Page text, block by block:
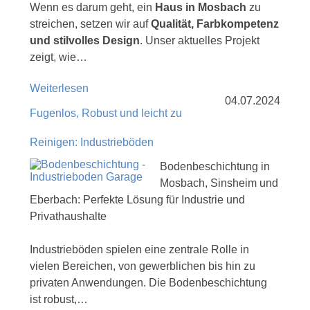
Wenn es darum geht, ein Haus in Mosbach zu
streichen, setzen wir aufQualität, Farbkompetenz
und stilvolles Design. Unser aktuelles Projekt
zeigt, wie…
Weiterlesen
04.07.2024
Fugenlos, Robust und leicht zu
Reinigen: Industrieböden
Bodenbeschichtung in
Mosbach, Sinsheim und
Eberbach: Perfekte Lösung für Industrie und
Privathaushalte
Industrieböden spielen eine zentrale Rolle in
vielen Bereichen, von gewerblichen bis hin zu
privaten Anwendungen. Die Bodenbeschichtung
ist robust,…